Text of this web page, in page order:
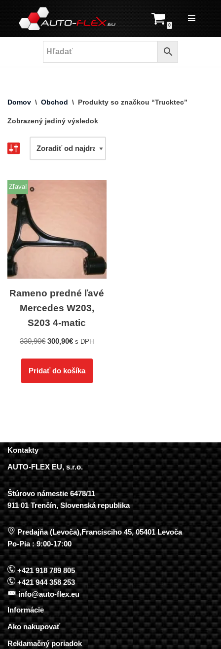
Prejsť
na
0
Domov \ Obchod \ Produkty so značkou “Trucktec”
Zobrazený jediný výsledok
Zľava!
Rameno predné ľavé
Mercedes W203,
S203 4-matic
330,90€ 300,90€ s DPH
Pridať do košíka
Kontakty
AUTO-FLEX EU, s.r.o.
Štúrovo námestie 6478/11
911 01 Trenčín, Slovenská republika
Predajňa (Levoča),Francisciho 45, 05401 Levoča
Po-Pia : 9:00-17:00
+421 918 789 805
+421 944 358 253
info@auto-flex.eu
Informácie
Ako nakupovať
Reklamačný poriadok